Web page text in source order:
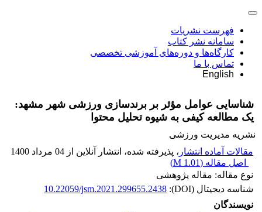
فهرست نشریات
سامانه نشر کتاب
کارگاه‌ها و دوره‌های آموزشی تخصصی
تماس با ما
English
شناسایی عوامل مؤثر بر برندسازی ورزشی شهر مشهد:
یک مطالعه کیفی به شیوه تحلیل محتوا
نشریه مدیریت ورزشی
مقالات آماده انتشار
، پذیرفته شده، انتشار آنلاین از 04 مرداد 1400
اصل مقاله (1.01 M
)
نوع مقاله: مقاله پژوهشی
شناسه دیجیتال (DOI):
10.22059/jsm.2021.299655.2438
نویسندگان